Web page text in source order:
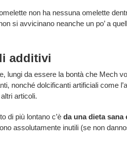
non ha nessuna omelette
si avvicinano neanche un po’ a
additivi
lungi da essere la bontà che Mech
nonché dolcificanti artificiali come
articoli.
di più lontano c’è da una dieta sana
assolutamente inutili (se non